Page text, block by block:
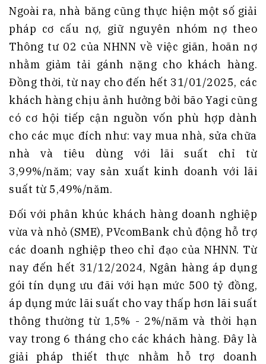
Ngoài ra, nhà băng cũng thực hiện một số giải
pháp cơ cấu nợ, giữ nguyên nhóm nợ theo
Thông tư 02 của NHNN về việc giãn, hoãn nợ
nhằm giảm tải gánh nặng cho khách hàng.
Đồng thời, từ nay cho đến hết 31/01/2025, các
khách hàng chịu ảnh hưởng bởi bão Yagi cũng
có cơ hội tiếp cận nguồn vốn phù hợp dành
cho các mục đích như: vay mua nhà, sửa chữa
nhà và tiêu dùng với lãi suất chỉ từ
3,99%/năm; vay sản xuất kinh doanh với lãi
suất từ 5,49%/năm.
Đối với phân khúc khách hàng doanh nghiệp
vừa và nhỏ (SME), PVcomBank chủ động hỗ trợ
các doanh nghiệp theo chỉ đạo của NHNN. Từ
nay đến hết 31/12/2024, Ngân hàng áp dụng
gói tín dụng ưu đãi với hạn mức 500 tỷ đồng,
áp dụng mức lãi suất cho vay thấp hơn lãi suất
thông thường từ 1,5% - 2%/năm và thời hạn
vay trong 6 tháng cho các khách hàng. Đây là
giải pháp thiết thực nhằm hỗ trợ doanh